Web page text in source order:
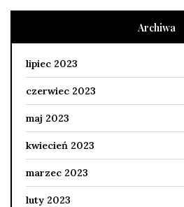
Archiwa
lipiec 2023
czerwiec 2023
maj 2023
kwiecień 2023
marzec 2023
luty 2023